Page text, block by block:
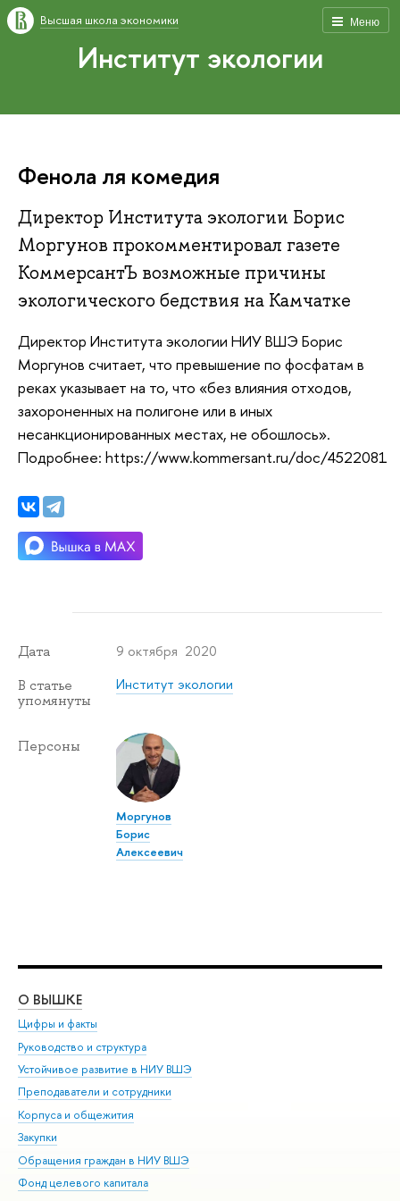
Меню
Высшая школа экономики
Институт экологии
Фенола ля комедия
Директор Института экологии Борис
Моргунов прокомментировал газете
КоммерсантЪ возможные причины
экологического бедствия на Камчатке
Директор Института экологии НИУ ВШЭ Борис
Моргунов считает, что превышение по фосфатам в
реках указывает на то, что «без влияния отходов,
захороненных на полигоне или в иных
несанкционированных местах, не обошлось».
Подробнее: https://www.kommersant.ru/doc/4522081
Дата 9 октября 2020
В статье
упомянуты
Институт экологии
Персоны
Моргунов
Борис
Алексеевич
О ВЫШКЕ
Цифры и факты
Руководство и структура
Устойчивое развитие в НИУ ВШЭ
Преподаватели и сотрудники
Корпуса и общежития
Закупки
Обращения граждан в НИУ ВШЭ
Фонд целевого капитала